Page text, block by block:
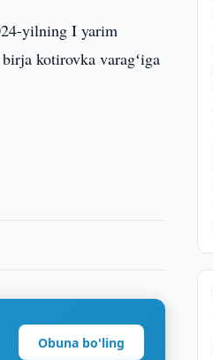
yilning I yarim
kotirovka varagʻiga
Obuna bo'ling